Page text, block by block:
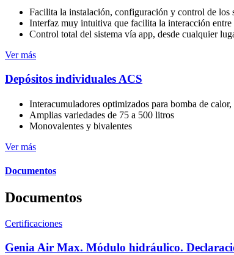
Facilita la instalación, configuración y control de los
Interfaz muy intuitiva que facilita la interacción entre
Control total del sistema vía app, desde cualquier
Ver más
Depósitos individuales ACS
Interacumuladores optimizados para bomba de
Amplias variedades de 75 a 500 litros
Monovalentes y bivalentes
Ver más
Documentos
Documentos
Certificaciones
Genia Air Max. Módulo hidráulico.